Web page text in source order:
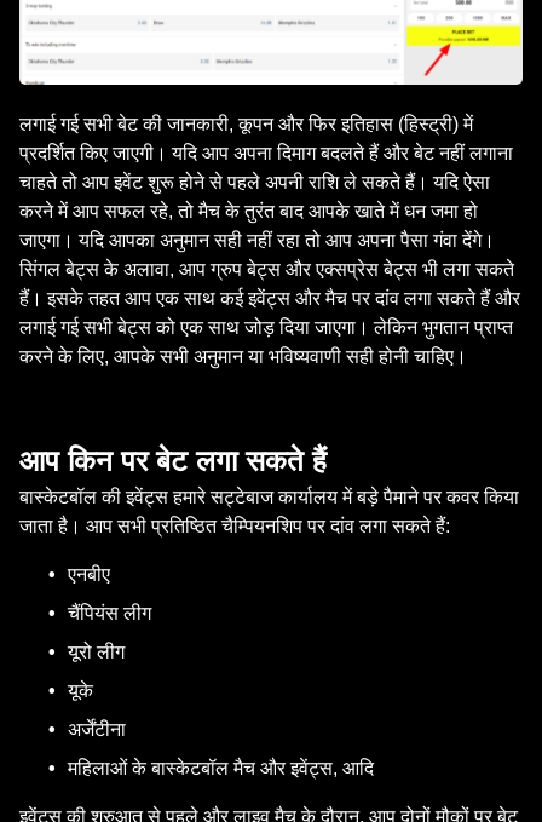
लगाई गई सभी बेट की जानकारी, कूपन और फिर इतिहास (हिस्ट्री) में
प्रदर्शित किए जाएगी। यदि आप अपना दिमाग बदलते हैं और बेट नहीं लगाना
चाहते तो आप इवेंट शुरू होने से पहले अपनी राशि ले सकते हैं। यदि ऐसा
करने में आप सफल रहे, तो मैच के तुरंत बाद आपके खाते में धन जमा हो
जाएगा। यदि आपका अनुमान सही नहीं रहा तो आप अपना पैसा गंवा देंगे।
सिंगल बेट्स के अलावा, आप ग्रुप बेट्स और एक्सप्रेस बेट्स भी लगा सकते
हैं। इसके तहत आप एक साथ कई इवेंट्स और मैच पर दांव लगा सकते हैं और
लगाई गई सभी बेट्स को एक साथ जोड़ दिया जाएगा। लेकिन भुगतान प्राप्त
करने के लिए, आपके सभी अनुमान या भविष्यवाणी सही होनी चाहिए।
आप किन पर बेट लगा सकते हैं
बास्केटबॉल की इवेंट्स हमारे सट्टेबाज कार्यालय में बड़े पैमाने पर कवर किया
जाता है। आप सभी प्रतिष्ठित चैम्पियनशिप पर दांव लगा सकते हैं:
एनबीए
चैंपियंस लीग
यूरो लीग
यूके
अर्जेंटीना
महिलाओं के बास्केटबॉल मैच और इवेंट्स, आदि
इवेंट्स की शुरुआत से पहले और लाइव मैच के दौरान, आप दोनों मौकों पर बेट